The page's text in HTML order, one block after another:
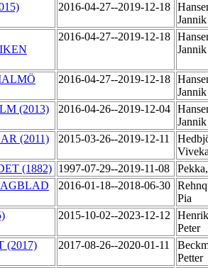
2016-04-27--2019-12-18
2016-04-27--2019-12-18
2016-04-27--2019-12-18
(2013)
2016-04-26--2019-12-04
(2011)
2015-03-26--2019-12-11
(1882) 1997-07-29--2019-11-08
2016-01-18--2018-06-30
Pia
2015-10-02--2023-12-12
Peter
(2017)
2017-08-26--2020-01-11
Petter